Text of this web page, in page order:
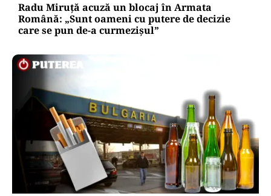
Radu Miruță acuză un blocaj în Armata
Română: „Sunt oameni cu putere de decizie
care se pun de-a curmezișul”